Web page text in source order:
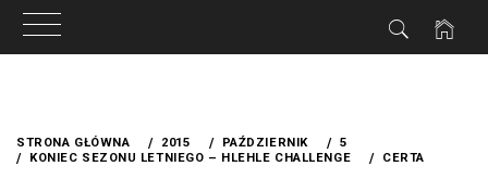
treści
STRONA GŁÓWNA 2015 PAŹDZIERNIK
5
KONIEC SEZONU LETNIEGO – HLEHLE CHALLENGE
CERTA